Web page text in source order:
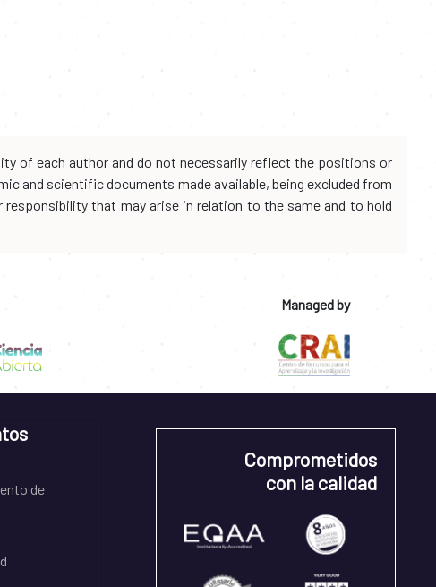
of each author and do not necessarily reflect the positions or
and scientific documents made available, being excluded from
that may arise in relation to the same and to hold
Managed by
de
Comprometidos
con la calidad